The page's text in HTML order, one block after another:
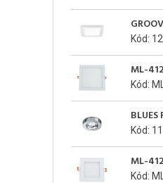
Kód:
ML-
Kód:
Kód:
ML-
Kód: